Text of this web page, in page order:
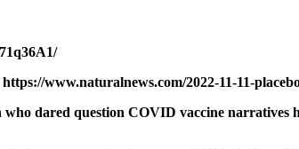
www.naturalnews.com/2022-11-11-
dared question COVID vaccine narratives